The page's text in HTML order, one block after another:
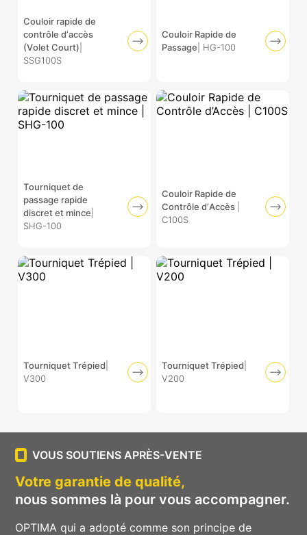
Couloir rapide de
contrôle d’accès
(Volet Court)
SSG100S
Couloir Rapide de
Passage | HG-100
Tourniquet de
passage rapide
discret et mince
SHG-100
Couloir Rapide de
Contrôle d’Accès
C100S
Tourniquet Trépied
V300
Tourniquet Trépied
V200
VOUS SOUTIENS APRÈS-VENTE
Votre garantie de qualité,
nous sommes là pour vous accompagner.
OPTIMA qui a adopté comme son principe de